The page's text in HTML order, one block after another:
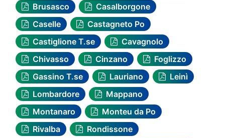
Brusasco
Casalborgone
Caselle
Castagneto Po
Castiglione T.se
Cavagnolo
Chivasso
Cinzano
Foglizzo
Gassino T.se
Lauriano
Leinì
Lombardore
Mappano
Montanaro
Monteu da Po
Rivalba
Rondissone